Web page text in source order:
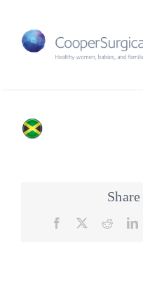
content
Facebook Reddit